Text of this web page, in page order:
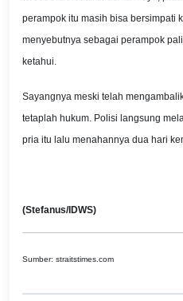
perampok itu masih bisa bersimpati
menyebutnya sebagai perampok
ketahui.
Sayangnya meski telah
tetaplah hukum. Polisi langsung
pria itu lalu menahannya dua hari
(Stefanus/IDWS)
Sumber: straitstimes.com